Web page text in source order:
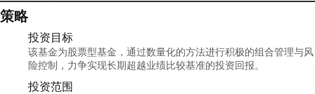
策略
投资目标
该基金为股票型基金，通过数量化的方法进行积极的组合管理与风
险控制，力争实现长期超越业绩比较基准的投资回报。
投资范围